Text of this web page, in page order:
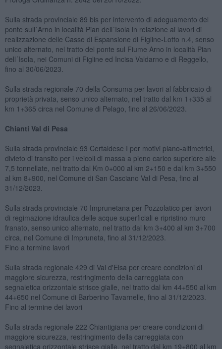
Sulla strada provinciale 89 bis per intervento di adeguamento del
ponte sull´Arno in località Pian dell´Isola in relazione ai lavori di
realizzazione delle Casse di Espansione di Figline-Lotto n.4, senso
unico alternato, nel tratto del ponte sul Fiume Arno in località Pian
dell´Isola, nei Comuni di Figline ed Incisa Valdarno e di Reggello,
fino al 30/06/2023.
Sulla strada regionale 70 della Consuma per lavori al fabbricato di
proprietà privata, senso unico alternato, nel tratto dal km 1+335 al
km 1+365 circa nel Comune di Pelago, fino al 26/06/2023.
Chianti Val di Pesa
Sulla strada provinciale 93 Certaldese I per motivi plano-altimetrici,
divieto di transito per i veicoli di massa a pieno carico superiore alle
7,5 tonnellate, nel tratto dal Km 0+000 al km 2+150 e dal km 3+550
al km 8+900, nel Comune di San Casciano Val di Pesa, fino al
31/12/2023.
Sulla strada provinciale 70 Imprunetana per Pozzolatico per lavori
di regimazione idraulica delle acque superficiali e ripristino muro
franato, senso unico alternato, nel tratto dal km 3+400 al km 3+700
circa, nel Comune di Impruneta, fino al 31/12/2023.
Fino a termine lavori
Sulla strada regionale 429 di Val d'Elsa per creare condizioni di
maggiore sicurezza, restringimento della carreggiata con
segnaletica orizzontale strisce gialle, nel tratto dal km 44+550 al km
44+650 nel Comune di Barberino Tavarnelle, fino al 31/12/2023.
Fino al termine dei lavori
Sulla strada regionale 222 Chiantigiana per creare condizioni di
maggiore sicurezza, restringimento della carreggiata con
segnaletica orizzontale strisce gialle, nel tratto dal km 19+800 al km